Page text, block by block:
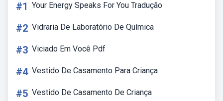
#1 Your Energy Speaks For You Tradução
#2 Vidraria De Laboratório De Química
#3 Viciado Em Você Pdf
#4 Vestido De Casamento Para Criança
#5 Vestido De Casamento De Criança